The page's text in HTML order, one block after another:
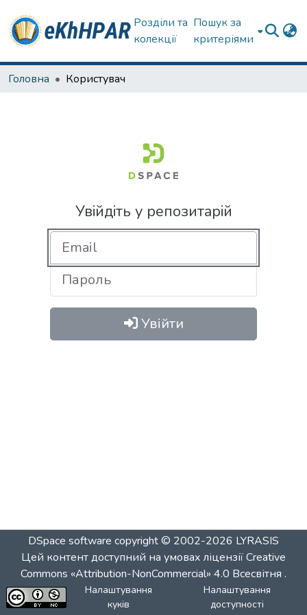
Розділи та
колекції
Пошук за
критеріями
Головна Користувач
Увійдіть у репозитарій
Увійти
DSpace software copyright © 2002-2026 LYRASIS
Цей контент доступний на умовах ліцензіїCreative
Commons «Attribution-NonCommercial» 4.0 Всесвітня .
Налаштування
куків
Налаштування
доступності